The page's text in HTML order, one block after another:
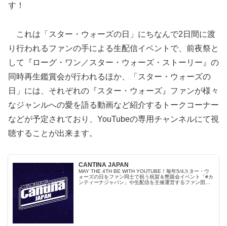
す！
これは「スター・ウォーズの日」にちなんで2日間に渡
り行われるファンの手による生配信イベントで、前夜祭と
して『ローグ・ワン／スター・ウォーズ・ストーリー』の
同時再生鑑賞会が行われるほか、「スター・ウォーズの
日」には、それぞれの『スター・ウォーズ』ファンが様々
なジャンルへの愛を語る動画など紹介するトークコーナー
などが予定されており、YouTubeの専用チャンネルにて視
聴することが出来ます。
CANTINA JAPAN
MAY THE 4TH BE WITH YOUTUBE！毎年5/4スター・ウ
ォーズの日をファン同士で祝う祝賀＆懇親会イベント「#カ
ンティーナジャパン」や生配信を主催運営するファン団体